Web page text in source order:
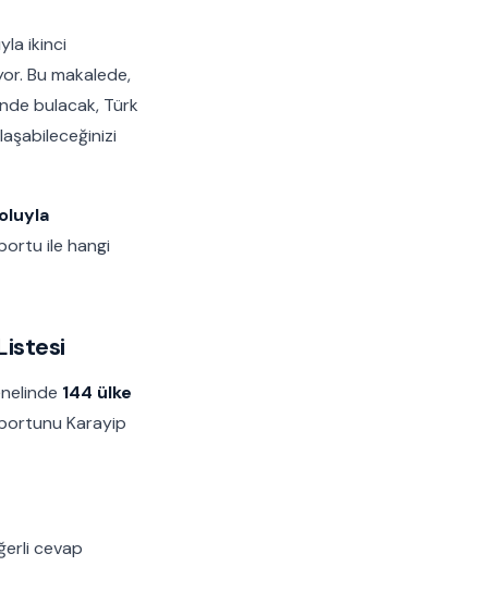
ikinci
Bu makalede,
bulacak, Türk
ile hangi
144 ülke
Karayip
cevap